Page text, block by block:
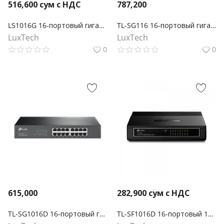
516,600 сум с НДС
LS1016G 16-портовый гигабитный настольный/стоечный коммутатор
LuxTech
0
787,200
TL-SG116 16-портовый гигабитный настольный коммутатор
LuxTech
0
615,000
TL-SG1016D 16-портовый гигабитный настольный/монтируемый в стойку коммутатор
282,900 сум с НДС
TL-SF1016D 16-портовый 10/100 Мбит/с настольный коммутатор